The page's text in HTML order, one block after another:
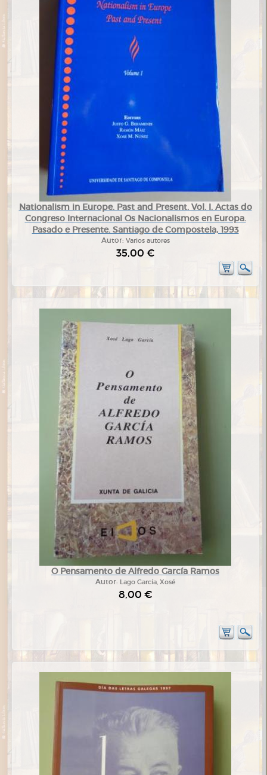
Nationalism in Europe. Past and Present. Vol. I. Actas do
Congreso Internacional Os Nacionalismos en Europa.
Pasado e Presente. Santiago de Compostela, 1993
Autor: Varios autores
35,00 €
O Pensamento de Alfredo García Ramos
Autor: Lago García, Xosé
8,00 €